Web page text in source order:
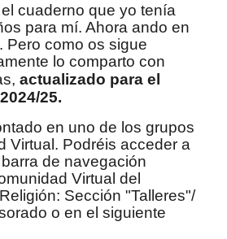
cuaderno que yo tenía
para mí. Ahora ando en
Pero como os sigue
lo comparto con
actualizado para el
25.
en uno de los grupos
Virtual. Podréis acceder a
de navegación
Virtual del
Sección "Talleres"/
o en el siguiente